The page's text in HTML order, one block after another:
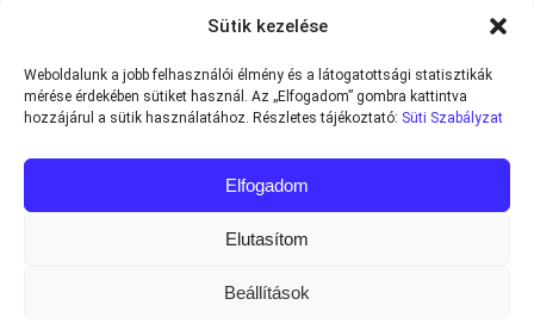
Sütik kezelése
Weboldalunk a jobb felhasználói élmény és a látogatottsági statisztikák
mérése érdekében sütiket használ. Az „Elfogadom” gombra kattintva
hozzájárul a sütik használatához. Részletes tájékoztató: Süti Szabályzat
Elfogadom
Elutasítom
Beállítások
Minden jog fenntartva © 2013-2026Teniszvilag.com